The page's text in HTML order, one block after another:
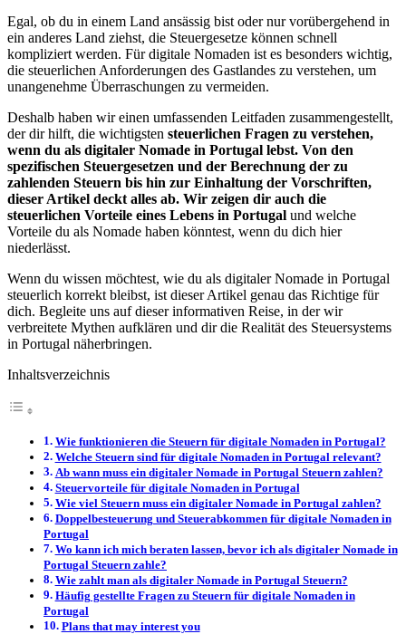
Egal, ob du in einem Land ansässig bist oder nur vorübergehend in
ein anderes Land ziehst, die Steuergesetze können schnell
kompliziert werden. Für digitale Nomaden ist es besonders wichtig,
die steuerlichen Anforderungen des Gastlandes zu verstehen, um
unangenehme Überraschungen zu vermeiden.
Deshalb haben wir einen umfassenden Leitfaden zusammengestellt,
der dir hilft, die wichtigsten steuerlichen Fragen zu verstehen,
wenn du als digitaler Nomade in Portugal lebst. Von den
spezifischen Steuergesetzen und der Berechnung der zu
zahlenden Steuern bis hin zur Einhaltung der Vorschriften,
dieser Artikel deckt alles ab. Wir zeigen dir auch die
steuerlichen Vorteile eines Lebens in Portugal und welche
Vorteile du als Nomade haben könntest, wenn du dich hier
niederlässt.
Wenn du wissen möchtest, wie du als digitaler Nomade in Portugal
steuerlich korrekt bleibst, ist dieser Artikel genau das Richtige für
dich. Begleite uns auf dieser informativen Reise, in der wir
verbreitete Mythen aufklären und dir die Realität des Steuersystems
in Portugal näherbringen.
Inhaltsverzeichnis
Wie funktionieren die Steuern für digitale Nomaden in Portugal?
Welche Steuern sind für digitale Nomaden in Portugal relevant?
Ab wann muss ein digitaler Nomade in Portugal Steuern zahlen?
Steuervorteile für digitale Nomaden in Portugal
Wie viel Steuern muss ein digitaler Nomade in Portugal zahlen?
Doppelbesteuerung und Steuerabkommen für digitale Nomaden in
Portugal
Wo kann ich mich beraten lassen, bevor ich als digitaler Nomade in
Portugal Steuern zahle?
Wie zahlt man als digitaler Nomade in Portugal Steuern?
Häufig gestellte Fragen zu Steuern für digitale Nomaden in
Portugal
Plans that may interest you